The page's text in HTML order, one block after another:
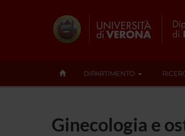
DIPARTIMENTO
Ginecologia e